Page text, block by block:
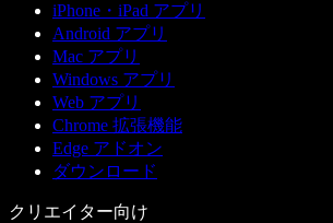
iPhone・iPad アプリ
Android アプリ
Mac アプリ
Windows アプリ
Web アプリ
Chrome 拡張機能
Edge アドオン
ダウンロード
クリエイター向け